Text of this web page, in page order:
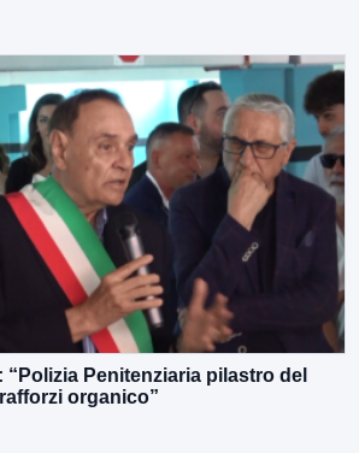
“Polizia Penitenziaria pilastro del
organico”